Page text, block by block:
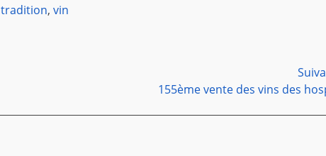
tradition, vin
155ème vente des vins des